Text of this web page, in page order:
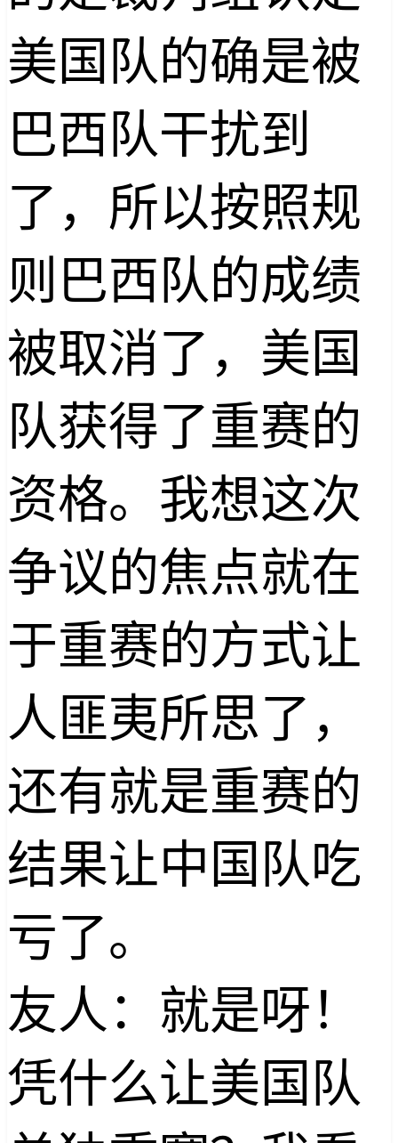
美国队的确是被
巴西队干扰到
了，所以按照规
则巴西队的成绩
被取消了，美国
队获得了重赛的
资格。我想这次
争议的焦点就在
于重赛的方式让
人匪夷所思了，
还有就是重赛的
结果让中国队吃
亏了。
友人：就是呀！
凭什么让美国队